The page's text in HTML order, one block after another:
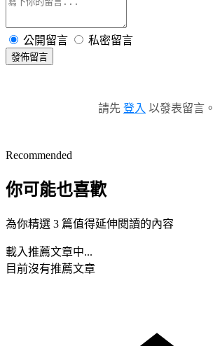
公開留言 私密留言
發佈留言
請先 登入 以發表留言。
Recommended
你可能也喜歡
為你精選 3 篇值得延伸閱讀的內容
載入推薦文章中...
目前沒有推薦文章